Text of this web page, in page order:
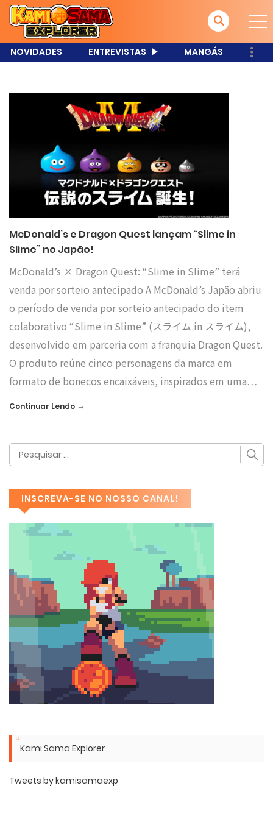
NOVIDADES ENTREVISTAS MANGÁS
McDonald’s e Dragon Quest lançam “Slime in
Slime” no Japão!
McDonald’s × Dragon Quest: “Slime in Slime” terá
venda por sorteio antecipado A McDonald’s Japão abriu
o período de venda por sorteio antecipado do item
colaborativo “Slime in Slime” (スライム in スライム),
desenvolvido em parceria com a franquia Dragon Quest.
O produto reúne cinco personagens da marca em
formato de bonecos encaixáveis, inspirados em uma…
Continuar Lendo →
INSCREVA-SE NO NOSSO CANAL!
Kami Sama Explorer
Tweets by kamisamaexp